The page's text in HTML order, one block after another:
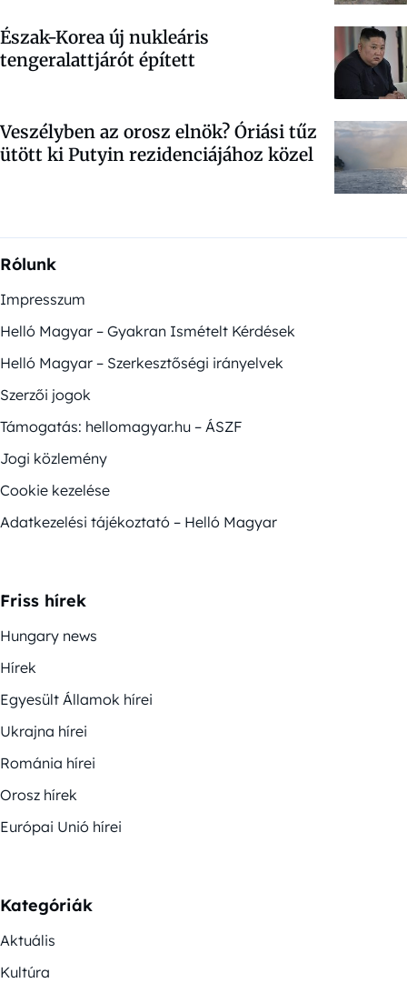
Észak-Korea új nukleáris
tengeralattjárót épített
Veszélyben az orosz elnök? Óriási tűz
ütött ki Putyin rezidenciájához közel
Rólunk
Impresszum
Helló Magyar – Gyakran Ismételt Kérdések
Helló Magyar – Szerkesztőségi irányelvek
Szerzői jogok
Támogatás: hellomagyar.hu – ÁSZF
Jogi közlemény
Cookie kezelése
Adatkezelési tájékoztató – Helló Magyar
Friss hírek
Hungary news
Hírek
Egyesült Államok hírei
Ukrajna hírei
Románia hírei
Orosz hírek
Európai Unió hírei
Kategóriák
Aktuális
Kultúra